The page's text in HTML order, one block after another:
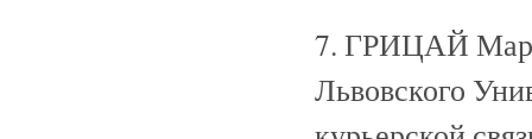
7. ГРИЦАЙ
Львовского